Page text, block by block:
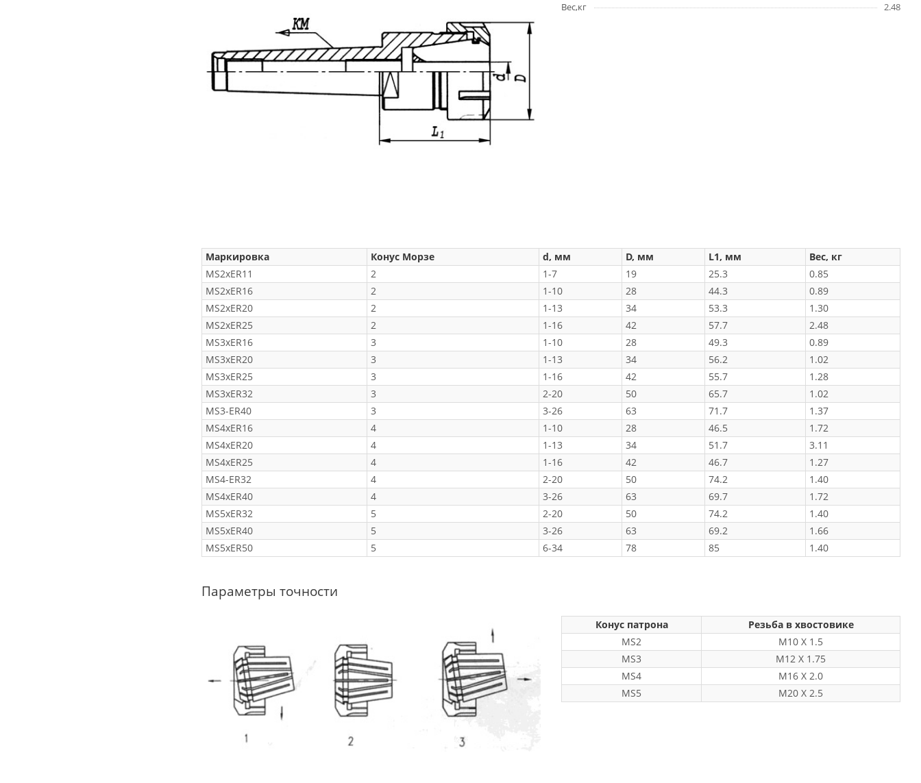
Вес,кг
2.48
Маркировка Конус Морзе d, мм D, мм L1, мм
Вес, кг
MS2xER11
2 1-7 19 25.3
0.85
MS2xER16
2 1-10 28 44.3
0.89
MS2xER20
2 1-13 34 53.3
1.30
MS2xER25
2 1-16 42 57.7
2.48
MS3xER16
3 1-10 28 49.3
0.89
MS3xER20
3 1-13 34 56.2
1.02
MS3xER25
3 1-16 42 55.7
1.28
MS3xER32
3 2-20 50 65.7
1.02
MS3-ER40
3 3-26 63 71.7
1.37
MS4xER16
4 1-10 28 46.5
1.72
MS4xER20
4 1-13 34 51.7
3.11
MS4xER25
4 1-16 42 46.7
1.27
MS4-ER32
4 2-20 50 74.2
1.40
MS4xER40
4 3-26 63 69.7
1.72
MS5xER32
5 2-20 50 74.2
1.40
MS5xER40
5 3-26 63 69.2
1.66
MS5xER50
5 6-34 78 85 1.40
Параметры точности
Конус патрона
Резьба в хвостовике
MS2
M10 X 1.5
MS3
M12 X 1.75
MS4
M16 X 2.0
MS5
M20 X 2.5